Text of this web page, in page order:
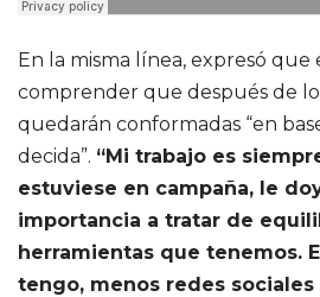
En la misma línea, expresó que
comprender que después de
quedarán conformadas “en
decida”. “Mi trabajo es
estuviese en campaña, le
importancia a tratar de
herramientas que tenemos.
tengo, menos redes sociales